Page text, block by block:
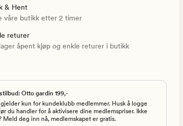
& Hent
våre butikk etter 2 timer
returer
åpent kjøp og enkle returer i butikk
Otto gardin 199,-
kun for kundeklubb medlemmer. Husk å logge
du handler for å aktivisere dine medlemspriser. Ikke
Meld deg inn nå, medlemskapet er gratis.